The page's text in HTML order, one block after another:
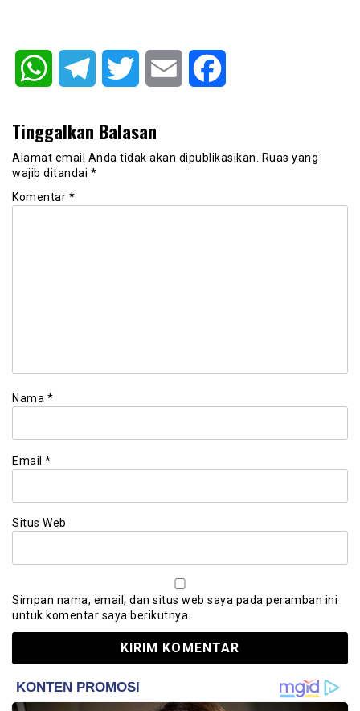
WhatsAppTelegram Twitter Email
Tinggalkan Balasan
Alamat email Anda tidak akan dipublikasikan.
Ruas yang
wajib ditandai *
Komentar *
Nama *
Email *
Situs Web
Simpan nama, email, dan situs web saya pada peramban ini
untuk komentar saya berikutnya.